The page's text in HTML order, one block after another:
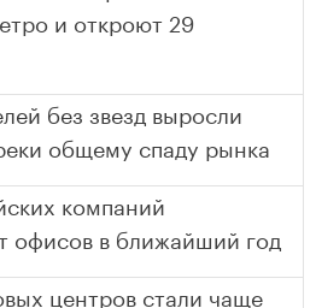
и откроют 29
без звезд выросли
общему спаду рынка
компаний
офисов в ближайший год
центров стали чаще